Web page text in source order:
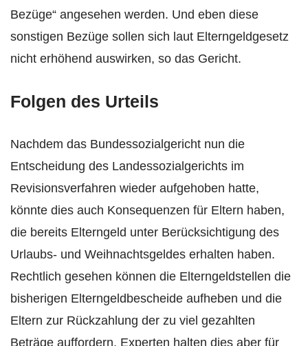
Bezüge“ angesehen werden. Und eben diese
sonstigen Bezüge sollen sich laut Elterngeldgesetz
nicht erhöhend auswirken, so das Gericht.
Folgen des Urteils
Nachdem das Bundessozialgericht nun die
Entscheidung des Landessozialgerichts im
Revisionsverfahren wieder aufgehoben hatte,
könnte dies auch Konsequenzen für Eltern haben,
die bereits Elterngeld unter Berücksichtigung des
Urlaubs- und Weihnachtsgeldes erhalten haben.
Rechtlich gesehen können die Elterngeldstellen die
bisherigen Elterngeldbescheide aufheben und die
Eltern zur Rückzahlung der zu viel gezahlten
Beträge auffordern. Experten halten dies aber für